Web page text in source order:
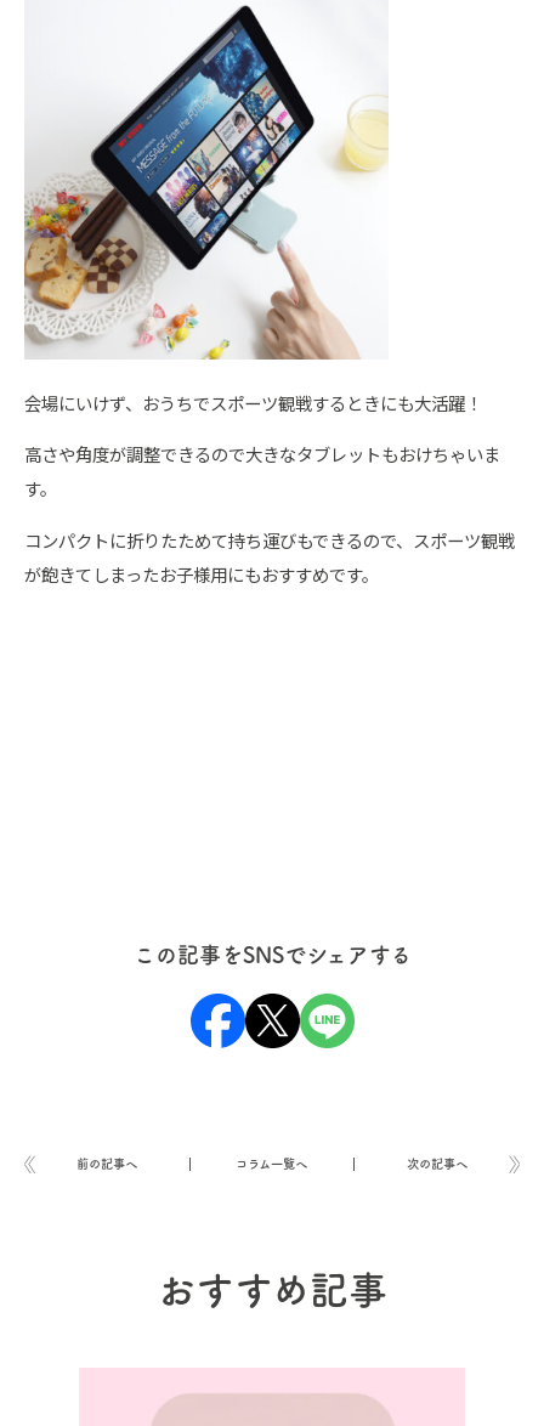
会場にいけず、おうちでスポーツ観戦するときにも大活躍！
高さや角度が調整できるので大きなタブレットもおけちゃいま
す。
コンパクトに折りたためて持ち運びもできるので、スポーツ観戦
が飽きてしまったお子様用にもおすすめです。
この記事をSNSでシェアする
前の記事へ コラム一覧へ 次の記事へ
おすすめ記事